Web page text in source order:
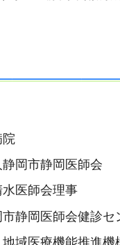
院
岡市静岡医師会
医師会理事
静岡医師会健診セ